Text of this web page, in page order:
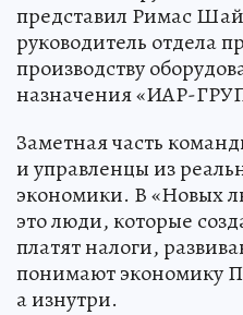
представил Римас
руководитель отдела
производству
назначения «ИАР-
Заметная часть
и управленцы из
экономики. В «Новых
это люди, которые
платят налоги,
понимают экономику
а изнутри.